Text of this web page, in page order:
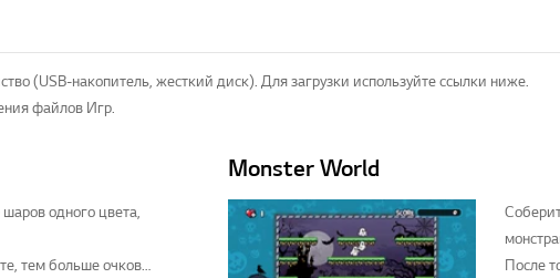
(USB-накопитель, жесткий диск). Для загрузки используйте ссылки ниже.
файлов Игр.
одного цвета,
тем больше очков
Monster World
После